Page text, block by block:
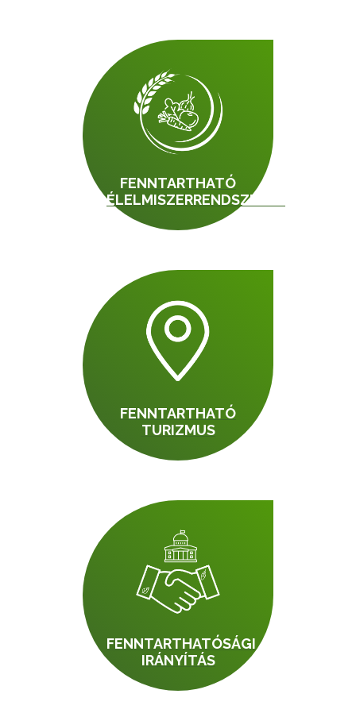
FENNTARTHATÓ
ÉLELMISZERRENDSZEREK
FENNTARTHATÓ
TURIZMUS
FENNTARTHATÓSÁGI
IRÁNYÍTÁS